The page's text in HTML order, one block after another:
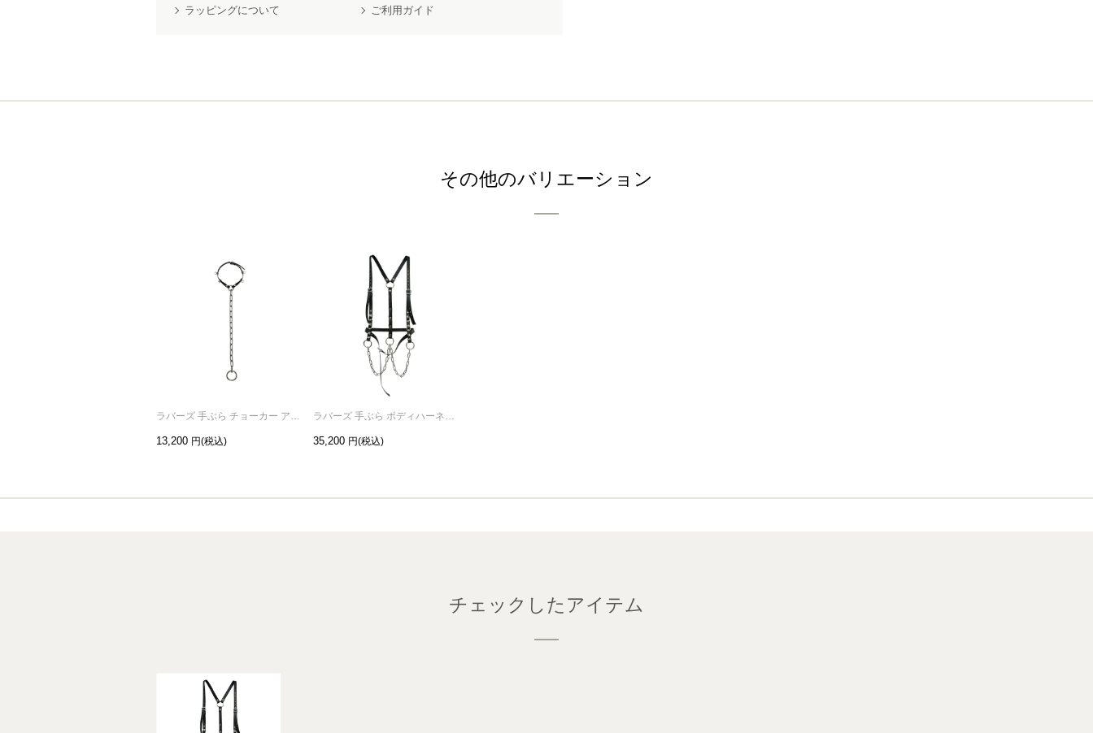
ラッピングについて ご利用ガイド
その他のバリエーション
ラバーズ 手ぶら チョーカー アイレット
13,200
ラバーズ 手ぶら ボディハーネス スタッズ
35,200
チェックしたアイテム